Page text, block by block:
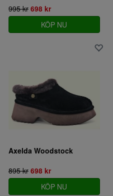
995 kr 698 kr
KÖP NU
Axelda Woodstock
895 kr 698 kr
KÖP NU